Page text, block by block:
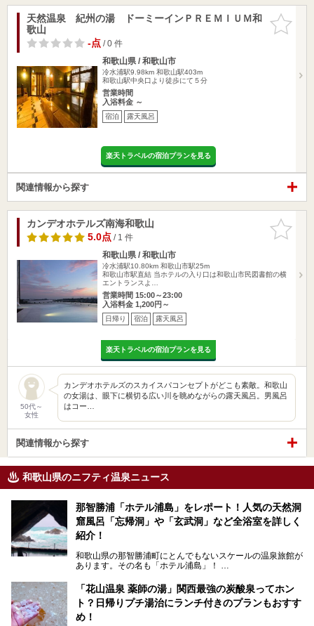
お気に入
りに追加
天然温泉 紀州の湯 ドーミーインＰＲＥＭＩＵＭ和
歌山
-点/ 0 件
和歌山県 / 和歌山市
冷水浦駅9.98km 和歌山駅403m
和歌山駅中央口より徒歩にて５分
営業時間
入浴料金 ～
宿泊 露天風呂
楽天トラベルの宿泊プランを見る
関連情報から探す
お気に入
りに追加
カンデオホテルズ南海和歌山
5.0点/ 1 件
和歌山県 / 和歌山市
冷水浦駅10.80km 和歌山市駅25m
和歌山市駅直結 当ホテルの入り口は和歌山市民図書館の横
エントランスよ…
営業時間 15:00～23:00
入浴料金 1,200円～
日帰り 宿泊 露天風呂
楽天トラベルの宿泊プランを見る
50代～
女性
カンデオホテルズのスカイスパコンセプトがどこも素敵。和歌山
の女湯は、眼下に横切る広い川を眺めながらの露天風呂。男風呂
はコー…
関連情報から探す
和歌山県のニフティ温泉ニュース
那智勝浦「ホテル浦島」をレポート！人気の天然洞
窟風呂「忘帰洞」や「玄武洞」など全浴室を詳しく
紹介！
和歌山県の那智勝浦町にとんでもないスケールの温泉旅館が
あります。その名も「ホテル浦島」！
泉。日本一長いエスカレーターで「本館」と「山上館」を結
び、海を一望する絶景も。
6ヵ所のお風呂のうち5ヵ所までは日帰り入浴も可。可愛ら
「花山温泉 薬師の湯」関西最強の炭酸泉ってホン
ト？日帰りプチ湯治にランチ付きのプランもおすす
め！